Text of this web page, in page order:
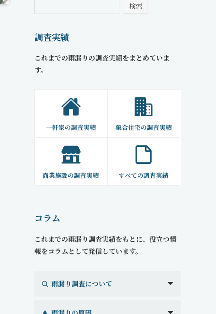
検索
調査実績
これまでの雨漏りの調査実績をまとめていま
す。
一軒家の調査実績 集合住宅の調査実績
商業施設の調査実績 すべての調査実績
コラム
これまでの雨漏り調査実績をもとに、役立つ情
報をコラムとして発信しています。
雨漏り調査について